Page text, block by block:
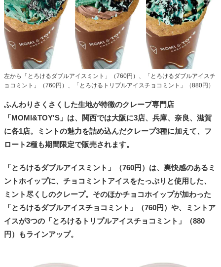
左から「とろけるダブルアイスミント」（760円）、「とろけるダブルアイスチ
ョコミント」（760円）、「とろけるトリプルアイスチョコミント」（880円）
ふんわりさくさくした生地が特徴のクレープ専門店
「MOMI&TOY'S」は、関西では大阪に3店、兵庫、奈良、滋賀
に各1店。ミントの魅力を詰め込んだクレープ3種に加えて、フ
ロート2種も期間限定で販売されます。
「とろけるダブルアイスミント」（760円）は、爽快感のあるミ
ントホイップに、チョコミントアイスをたっぷりと使用した、
ミント尽くしのクレープ。そのほかチョコホイップが加わった
「とろけるダブルアイスチョコミント」（760円）や、ミントア
イスが3つの「とろけるトリプルアイスチョコミント」（880
円）もラインアップ。